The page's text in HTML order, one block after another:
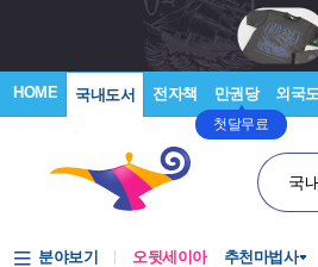
HOME 국내도서 전자책 만권당
첫달무료
외국
국
분야보기 오뒷세이아 추천마법사